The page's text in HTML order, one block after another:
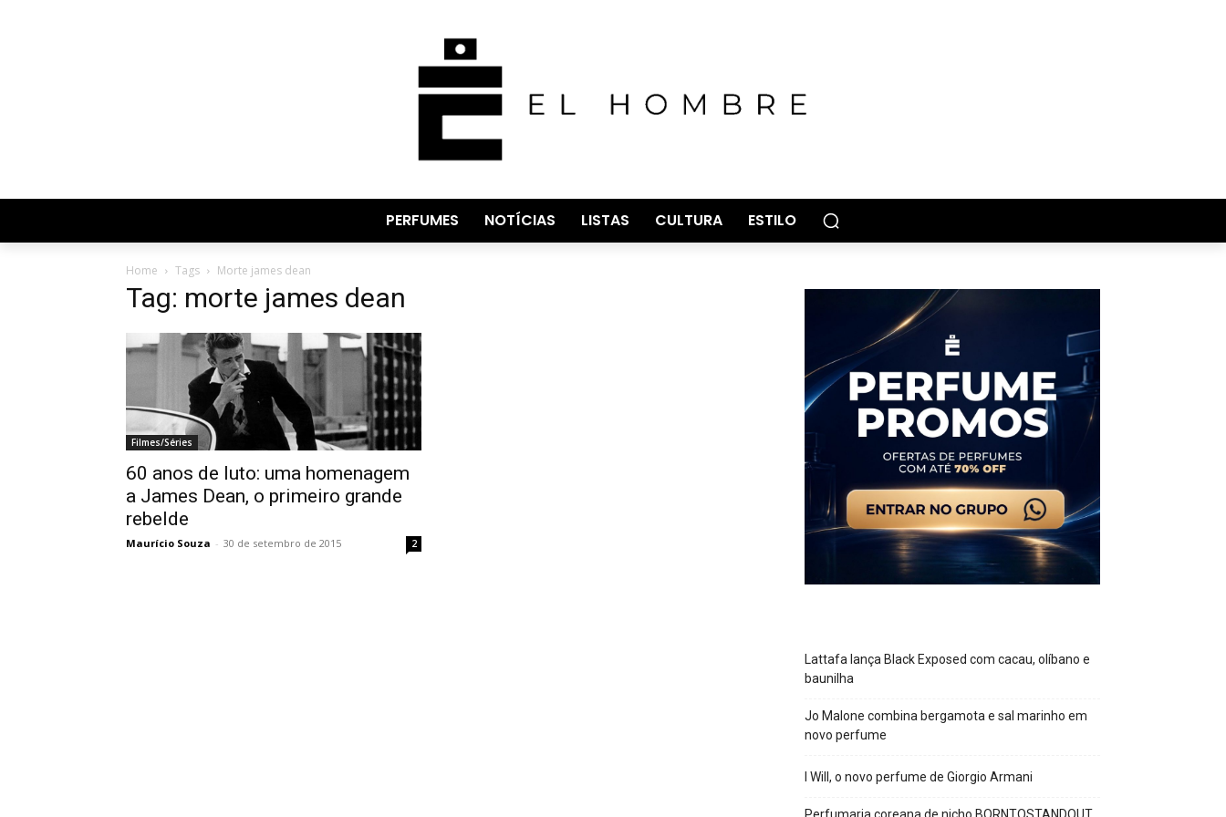
PERFUMES NOTÍCIAS LISTAS CULTURA ESTILO
Home Tags Morte james dean
Tag: morte james dean
Filmes/Séries
60 anos de luto: uma homenagem
a James Dean, o primeiro grande
rebelde
Maurício Souza - 30 de setembro de 2015 2
Lattafa lança Black Exposed com cacau, olíbano e
baunilha
Jo Malone combina bergamota e sal marinho em
novo perfume
I Will, o novo perfume de Giorgio Armani
Perfumaria coreana de nicho BORNTOSTANDOUT